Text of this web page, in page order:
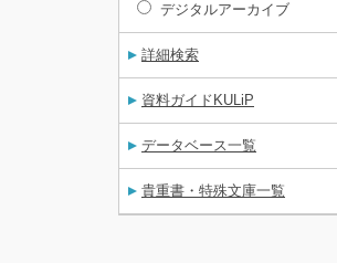
デジタルアーカイブ
詳細検索
資料ガイドKULiP
データベース一覧
貴重書・特殊文庫一覧